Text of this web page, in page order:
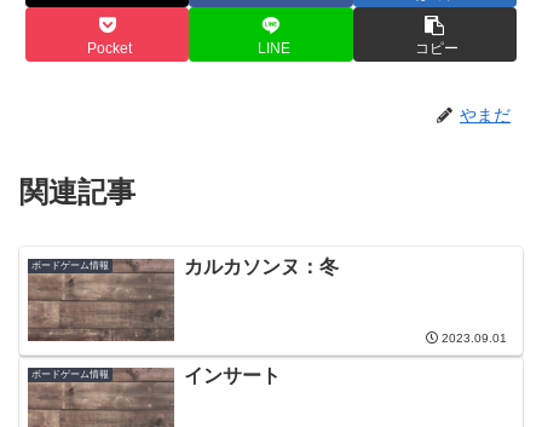
Pocket LINE コピー
やまだ
関連記事
ボードゲーム情報 カルカソンヌ：冬
2023.09.01
ボードゲーム情報 インサート